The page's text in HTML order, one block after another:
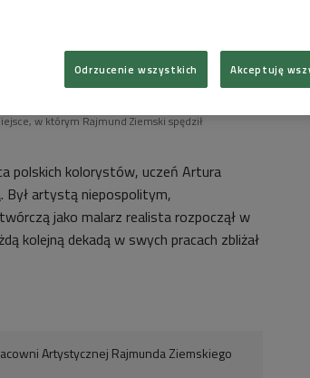
w którym Rajmund Ziemski spędził
polskich kolorystów, uczeń Artura
. Był artystą niepospolitym,
jako malarz realista rozpoczął w
kolejną dekadą w swych pracach zbliżał
Artystycznej Rajmunda Ziemskiego
Odrzucenie wszystkich Akceptuję